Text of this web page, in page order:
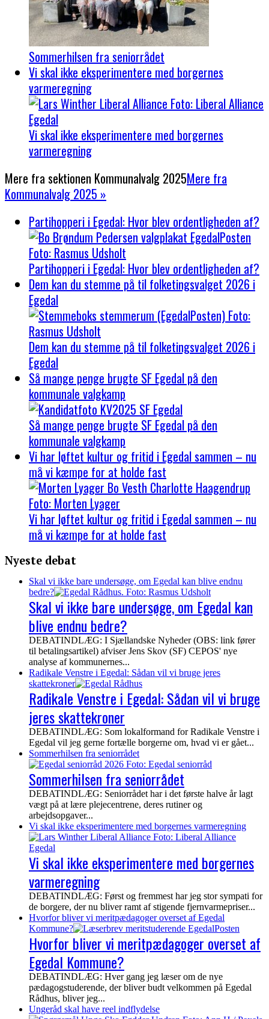
Sommerhilsen fra seniorrådet
Vi skal ikke eksperimentere med borgernes
varmeregning
Vi skal ikke eksperimentere med borgernes
varmeregning
Mere fra sektionen Kommunalvalg 2025Mere fra
Kommunalvalg 2025 »
Partihopperi i Egedal: Hvor blev ordentligheden af?
Partihopperi i Egedal: Hvor blev ordentligheden af?
Dem kan du stemme på til folketingsvalget 2026 i
Egedal
Dem kan du stemme på til folketingsvalget 2026 i
Egedal
Så mange penge brugte SF Egedal på den
kommunale valgkamp
Så mange penge brugte SF Egedal på den
kommunale valgkamp
Vi har løftet kultur og fritid i Egedal sammen – nu
må vi kæmpe for at holde fast
Vi har løftet kultur og fritid i Egedal sammen – nu
må vi kæmpe for at holde fast
Nyeste debat
Skal vi ikke bare undersøge, om Egedal kan blive endnu
bedre?
Skal vi ikke bare undersøge, om Egedal kan
blive endnu bedre?
DEBATINDLÆG: I Sjællandske Nyheder (OBS: link fører
til betalingsartikel) afviser Jens Skov (SF) CEPOS' nye
analyse af kommunernes...
Radikale Venstre i Egedal: Sådan vil vi bruge jeres
skattekroner
Radikale Venstre i Egedal: Sådan vil vi bruge
jeres skattekroner
DEBATINDLÆG: Som lokalformand for Radikale Venstre i
Egedal vil jeg gerne fortælle borgerne om, hvad vi er gået...
Sommerhilsen fra seniorrådet
Sommerhilsen fra seniorrådet
DEBATINDLÆG: Seniorrådet har i det første halve år lagt
vægt på at lære plejecentrene, deres rutiner og
arbejdsopgaver...
Vi skal ikke eksperimentere med borgernes varmeregning
Vi skal ikke eksperimentere med borgernes
varmeregning
DEBATINDLÆG: Først og fremmest har jeg stor sympati for
de borgere, der nu bliver ramt af stigende fjernvarmepriser...
Hvorfor bliver vi meritpædagoger overset af Egedal
Kommune?
Hvorfor bliver vi meritpædagoger overset af
Egedal Kommune?
DEBATINDLÆG: Hver gang jeg læser om de nye
pædagogstuderende, der bliver budt velkommen på Egedal
Rådhus, bliver jeg...
Ungeråd skal have reel indflydelse